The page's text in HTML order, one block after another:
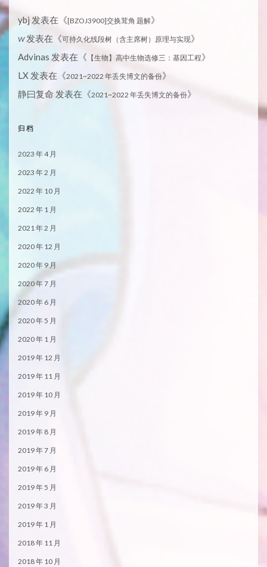
ybj 发表在《[BZOJ3900]交换茸角 题解》
W发表在《可持久化线段树（含主席树）原理与实现》
Advinas 发表在《 【生物】高中生物选修三：基因工程》
LX 发表在《2021~2022 年丢失博文的备份》
静曰复命 发表在《2021~2022 年丢失博文的备份》
归档
2023 年 4 月
2023 年 2 月
2022 年 10 月
2022 年 1 月
2021 年 2 月
2020 年 12 月
2020 年 9 月
2020 年 7 月
2020 年 6 月
2020 年 5 月
2020 年 1 月
2019 年 12 月
2019 年 11 月
2019 年 10 月
2019 年 9 月
2019 年 8 月
2019 年 7 月
2019 年 6 月
2019 年 5 月
2019 年 3 月
2019 年 1 月
2018 年 11 月
2018 年 10 月